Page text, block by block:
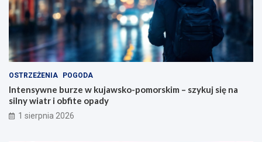
OSTRZEŻENIA POGODA
Intensywne burze w kujawsko-pomorskim – szykuj się na
silny wiatr i obfite opady
1 sierpnia 2026